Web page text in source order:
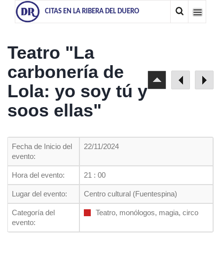
CITAS EN LA RIBERA DEL DUERO
Teatro "La
carbonería de
Lola: yo soy tú y
soos ellas"
Fecha de Inicio del
evento:
22/11/2024
Hora del evento: 21 : 00
Lugar del evento: Centro cultural (Fuentespina)
Categoría del
evento:
Teatro, monólogos, magia, circo